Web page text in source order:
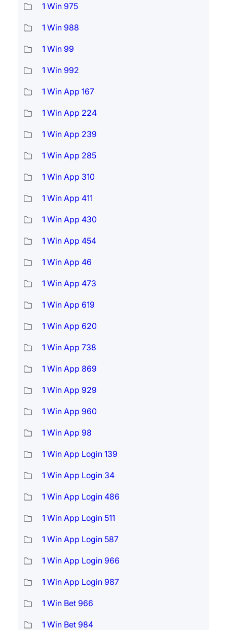
1 Win 975
1 Win 988
1 Win 99
1 Win 992
1 Win App 167
1 Win App 224
1 Win App 239
1 Win App 285
1 Win App 310
1 Win App 411
1 Win App 430
1 Win App 454
1 Win App 46
1 Win App 473
1 Win App 619
1 Win App 620
1 Win App 738
1 Win App 869
1 Win App 929
1 Win App 960
1 Win App 98
1 Win App Login 139
1 Win App Login 34
1 Win App Login 486
1 Win App Login 511
1 Win App Login 587
1 Win App Login 966
1 Win App Login 987
1 Win Bet 966
1 Win Bet 984